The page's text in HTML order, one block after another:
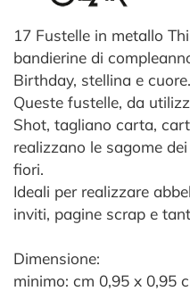
17 Fustelle in metallo
bandierine di
Birthday, stellina e cuore.
Queste fustelle, da
Shot, tagliano carta,
realizzano le sagome
fiori.
Ideali per realizzare
inviti, pagine scrap e
Dimensione:
minimo: cm 0,95 x 0,95